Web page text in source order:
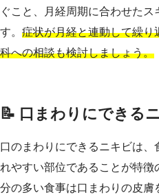
ぐこと、月経周期に合わせた
す。 症状が月経と連動して繰
科への相談も検討しましょう。
📝 口まわりにできる
口のまわりにできるニキビは
れやすい部位であることが特
分の多い食事は口まわりの皮膚